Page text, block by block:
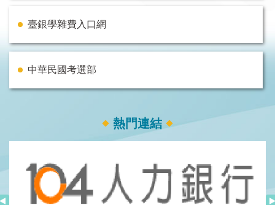
臺銀學雜費入口網
中華民國考選部
熱門連結